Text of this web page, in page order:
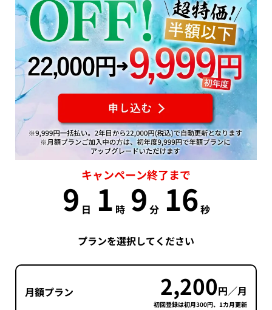
キャンペーン終了まで
9 日 1 時 9 分 15秒
プランを選択してください
月額プラン 2,200円／月
初回登録は初月300円、1カ月更新